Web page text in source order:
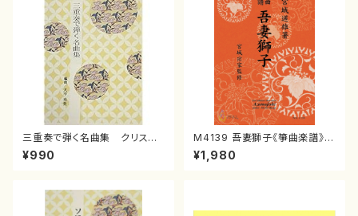
三重奏で弾く名曲集 クリスマ
スメドレー( 箏2/大平光美 編
曲/楽譜）
¥990
M4139 吾妻獅子《箏曲楽譜》
（箏/宮城道雄著・宮城宗家監修/
箏曲古典楽譜）
¥1,980